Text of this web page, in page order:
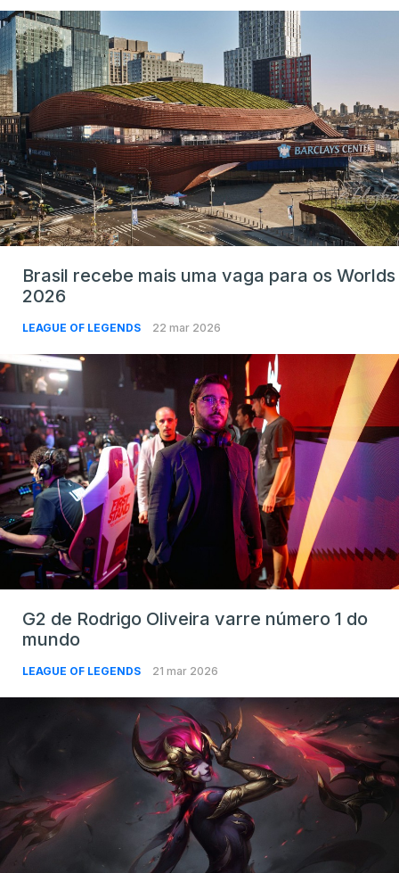
Brasil recebe mais uma vaga para os Worlds
2026
LEAGUE OF LEGENDS 22 mar 2026
G2 de Rodrigo Oliveira varre número 1 do
mundo
LEAGUE OF LEGENDS 21 mar 2026